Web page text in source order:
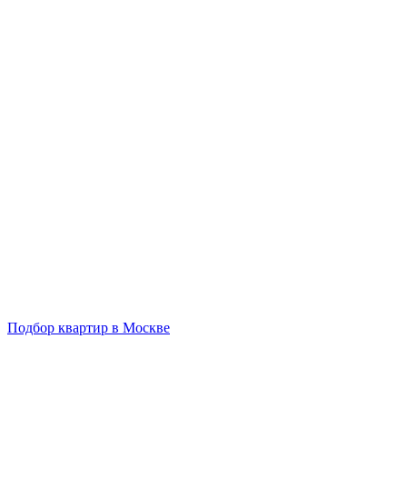
Подбор квартир в Москве